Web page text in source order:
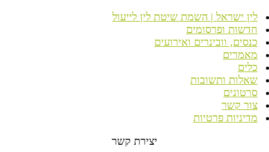
לין ישראל | השמת שיטת לין לייעול
חדשות ופרסומים
כנסים, וובינרים ואירועים
מאמרים
כלים
שאלות ותשובות
סרטונים
צור קשר
מדיניות פרטיות
יצירת קשר